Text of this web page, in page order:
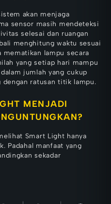
akan menjaga
sensor masih mendeteksi
selesai dan ruangan
menghitung waktu sesuai
mematikan lampu secara
yang setiap hari mampu
jumlah yang cukup
dengan ratusan titik lampu.
MENJADI
Smart Light hanya
Padahal manfaat yang
sekadar